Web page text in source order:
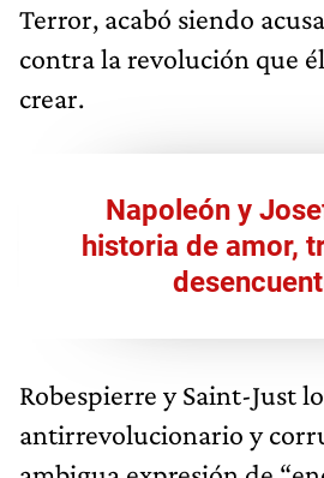
Terror, acabó siendo
contra la revolución que
crear.
Napoleón y
historia de amor,
Robespierre y Saint-Just
antirrevolucionario y